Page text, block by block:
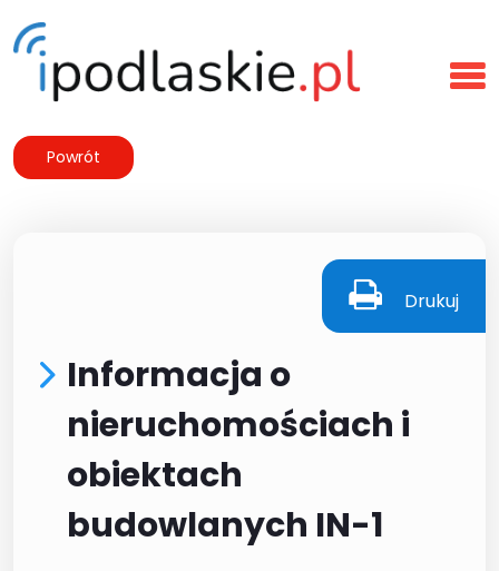
Powrót
Drukuj
Informacja o
nieruchomościach i
obiektach
budowlanych IN-1